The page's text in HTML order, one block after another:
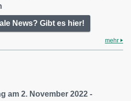
News? Gibt es hier!
mehr
am 2. November 2022 -